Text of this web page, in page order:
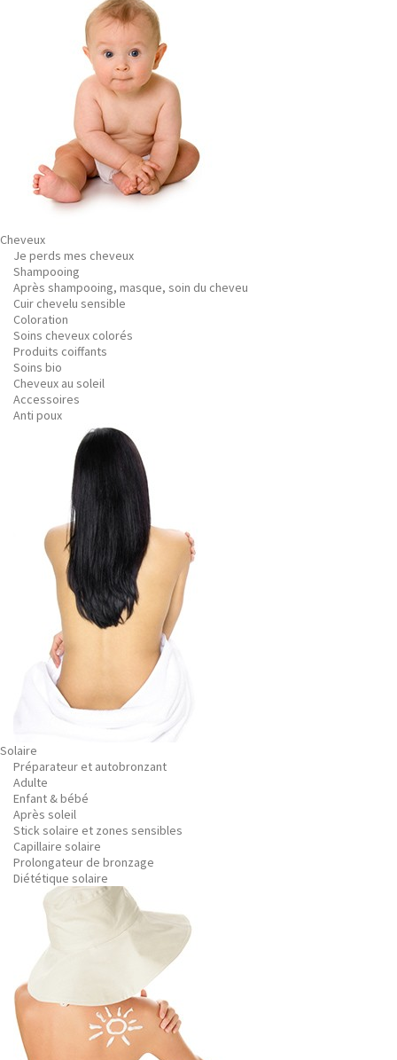
Cheveux
Je perds mes cheveux
Shampooing
Après shampooing, masque, soin du cheveu
Cuir chevelu sensible
Coloration
Soins cheveux colorés
Produits coiffants
Soins bio
Cheveux au soleil
Accessoires
Anti poux
Solaire
Préparateur et autobronzant
Adulte
Enfant & bébé
Après soleil
Stick solaire et zones sensibles
Capillaire solaire
Prolongateur de bronzage
Diététique solaire